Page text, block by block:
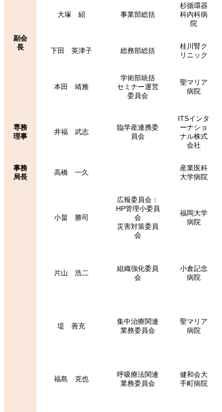
副会
長
大塚 紹 事業部総括
杉循環器
科内科病
院
下田 英津子 総務部総括
桂川腎ク
リニック
本田 靖雅
学術部統括
セミナー運営
委員会
聖マリア
病院
専務
理事
井福 武志
臨学産連携委
員会
ITSインタ
ーナショ
ナル株式
会社
事務
局長
高橋 一久
産業医科
大学病院
小畠 勝司
広報委員会：
HP管理小委員
会
災害対策委員
会
福岡大学
病院
片山 浩二
組織強化委員
会
小倉記念
病院
堤 善充
集中治療関連
業務委員会
聖マリア
病院
福島 克也
呼吸療法関連
業務委員会
健和会大
手町病院